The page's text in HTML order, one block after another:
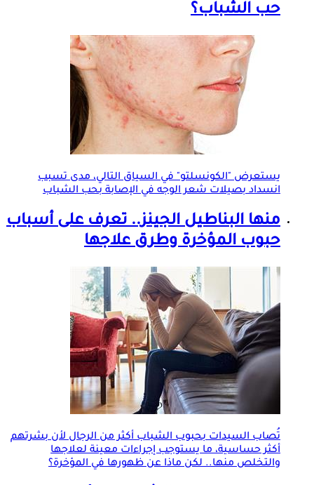
حب الشباب؟
يستعرض "الكونسلتو" في السياق التالي، مدى تسبب
انسداد بصيلات شعر الوجه في الإصابة بحب الشباب
منها البناطيل الجينز.. تعرف على أسباب
حبوب المؤخرة وطرق علاجها
تُصاب السيدات بحبوب الشباب أكثر من الرجال لأن بشرتهم
أكثر حساسية، ما يستوجب إجراءات معينة لعلاجها
والتخلص منها.. لكن ماذا عن ظهورها في المؤخرة؟